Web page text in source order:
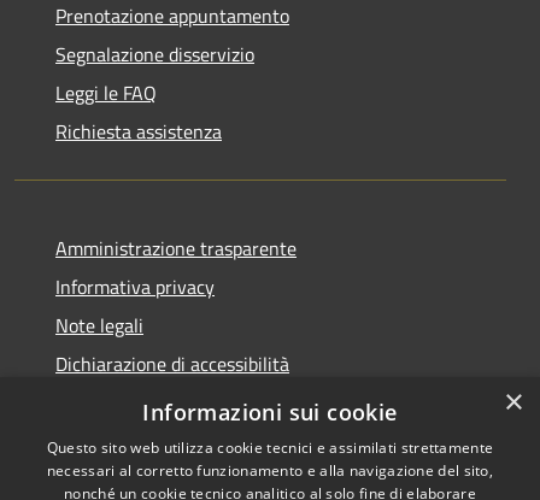
Prenotazione appuntamento
Segnalazione disservizio
Leggi le FAQ
Richiesta assistenza
Amministrazione trasparente
Informativa privacy
Note legali
Dichiarazione di accessibilità
Link app municipium
×
Informazioni sui cookie
Questo sito web utilizza cookie tecnici e assimilati strettamente
necessari al corretto funzionamento e alla navigazione del sito,
nonché un cookie tecnico analitico al solo fine di elaborare